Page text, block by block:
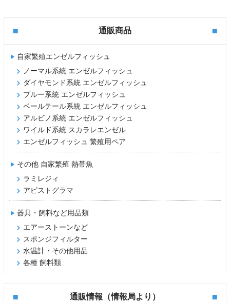
通販商品
自家繁殖エンゼルフィッシュ
ノーマル系統 エンゼルフィッシュ
ダイヤモンド系統 エンゼルフィッシュ
ブルー系統 エンゼルフィッシュ
ベールテール系統 エンゼルフィッシュ
アルビノ系統 エンゼルフィッシュ
ワイルド系統 スカラレエンゼル
エンゼルフィッシュ 繁殖用ペア
その他 自家繁殖 熱帯魚
ラミレジィ
アピストグラマ
器具・飼料など用品類
エアーストーンなど
スポンジフィルター
水温計・その他用品
各種 飼料類
通販情報（情報局より）